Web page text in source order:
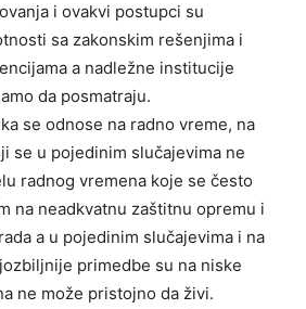
i ovakvi postupci su
sa zakonskim rešenjima i
a nadležne institucije
da posmatraju.
se odnose na radno vreme, na
se u pojedinim slučajevima ne
radnog vremena kojе se često
na neadkvatnu zaštitnu opremu i
a u pojedinim slučajevima i na
primedbe su na niske
ne može pristojno da živi.